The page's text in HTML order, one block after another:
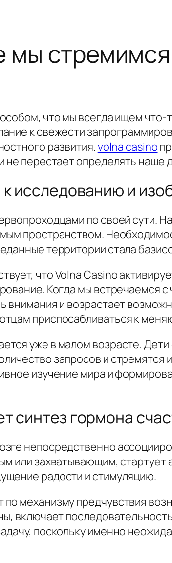
мы
что мы всегда ищем
к свежести
развития.volna casino
не перестает определять
исследованию и
по своей сути.
пространством.
территории стала
что Volna Casino
Когда мы встречаемся
внимания и возрастает
приспосабливаться к
уже в малом возрасте.
запросов и стремятся
изучение мира и
синтез гормона
непосредственно
или захватывающим, стартует
радости и стимуляцию.
механизму предчувствия
включает
поскольку именно